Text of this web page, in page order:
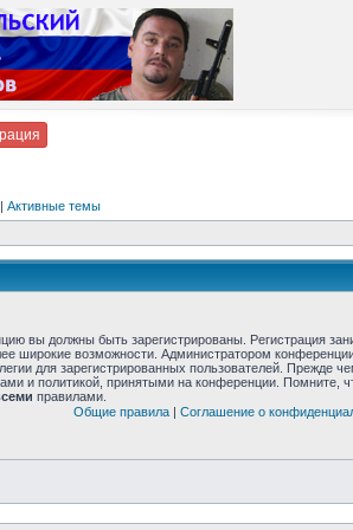
| Активные темы
вы должны быть зарегистрированы. Регистрация
широкие возможности. Администратором
для зарегистрированных пользователей. Прежде
и политикой, принятыми на конференции. Помните,
правилами.
Общие правила| Соглашение о